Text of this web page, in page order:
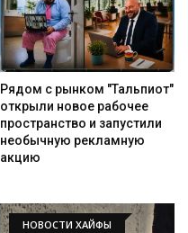
Рядом с рынком "Тальпиот"
открыли новое рабочее
пространство и запустили
необычную рекламную
акцию
НОВОСТИ ХАЙФЫ